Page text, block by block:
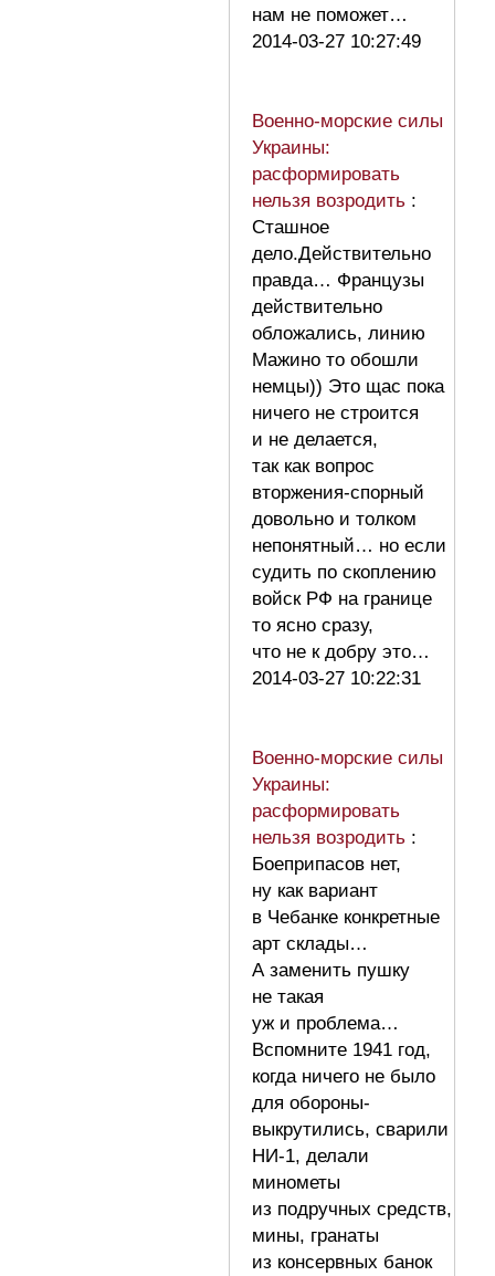
нам не поможет…
2014-03-27 10:27:49
Военно-морские силы
Украины:
расформировать
нельзя возродить :
Сташное
дело.Действительно
правда… Французы
действительно
обложались, линию
Мажино то обошли
немцы)) Это щас пока
ничего не строится
и не делается,
так как вопрос
вторжения-спорный
довольно и толком
непонятный… но если
судить по скоплению
войск РФ на границе
то ясно сразу,
что не к добру это…
2014-03-27 10:22:31
Военно-морские силы
Украины:
расформировать
нельзя возродить :
Боеприпасов нет,
ну как вариант
в Чебанке конкретные
арт склады…
А заменить пушку
не такая
уж и проблема…
Вспомните 1941 год,
когда ничего не было
для обороны-
выкрутились, сварили
НИ-1, делали
минометы
из подручных средств,
мины, гранаты
из консервных банок